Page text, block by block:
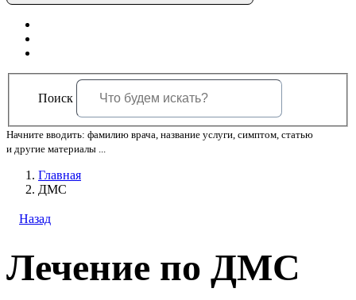
Поиск
Начните вводить: фамилию врача, название услуги, симптом, статью
и другие материалы ...
Главная
ДМС
Назад
Лечение по ДМС